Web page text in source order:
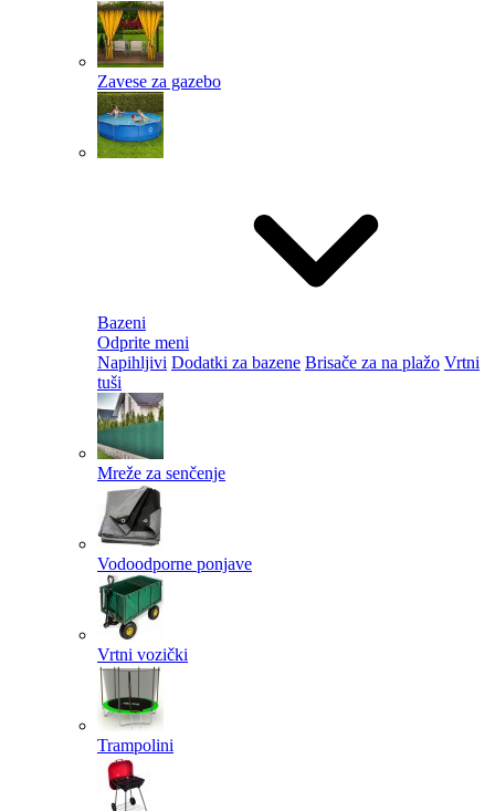
Zavese za gazebo
Bazeni
Odprite meni
Napihljivi Dodatki za bazene Brisače za na plažo Vrtni
tuši
Mreže za senčenje
Vodoodporne ponjave
Vrtni vozički
Trampolini